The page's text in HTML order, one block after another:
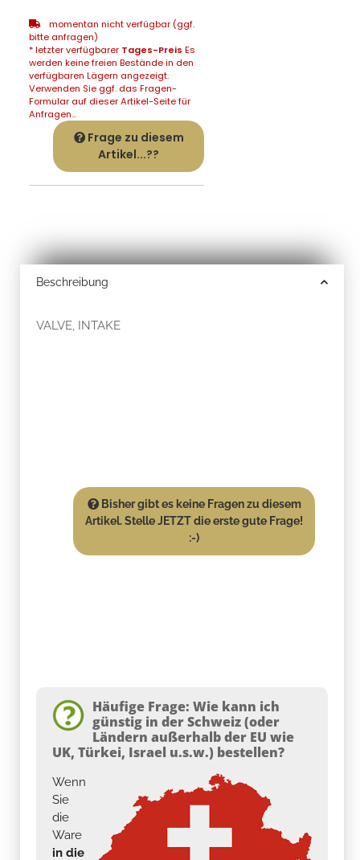
momentan nicht verfügbar (ggf.
bitte anfragen)
* letzter verfügbarer Tages-Preis Es
werden keine freien Bestände in den
verfügbaren Lägern angezeigt.
Verwenden Sie ggf. das Fragen-
Formular auf dieser Artikel-Seite für
Anfragen...
Frage zu diesem
Artikel...??
Beschreibung
VALVE, INTAKE
Bisher gibt es keine Fragen zu diesem
Artikel. Stelle JETZT die erste gute Frage!
:-)
Häufige Frage: Wie kann ich
günstig in der Schweiz (oder
Ländern außerhalb der EU wie
UK, Türkei, Israel u.s.w.) bestellen?
Wenn
Sie
die
Ware
in die